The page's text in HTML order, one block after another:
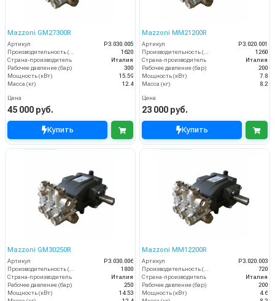
Mazzoni GM27300R
Артикул
P3.030.005
Производительность (л/ч)
1620
Страна-производитель
Италия
Рабочее давление (бар)
300
Мощность (кВт)
15.59
Масса (кг)
12.4
Цена
45 000 руб.
Купить
Mazzoni MM21200R
Артикул
P3.020.001
Производительность (л/ч)
1260
Страна-производитель
Италия
Рабочее давление (бар)
200
Мощность (кВт)
7.8
Масса (кг)
8.2
Цена
23 000 руб.
Купить
Mazzoni GM30250R
Артикул
P3.030.006
1800
Страна-производитель
Италия
Рабочее давление (бар)
250
Мощность (кВт)
14.53
Mazzoni MM12200R
Артикул
P3.020.003
720
Страна-производитель
Италия
Рабочее давление (бар)
200
Мощность (кВт)
4.6